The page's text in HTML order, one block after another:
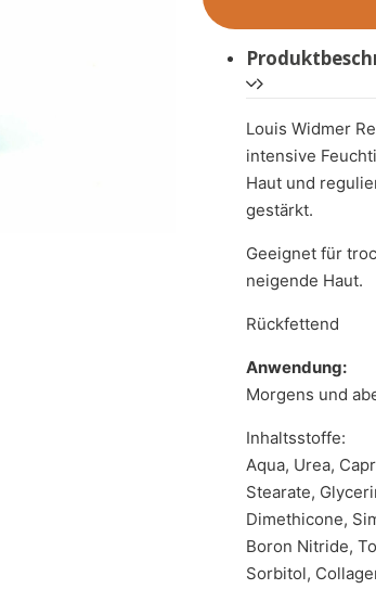
Louis Widmer
intensive
Haut und
gestärkt.
Geeignet für
neigende Haut.
Rückfettend
Anwendung:
Morgens und
Inhaltsstoffe:
Aqua, Urea,
Stearate,
Dimethicone,
Boron Nitride,
Sorbitol,